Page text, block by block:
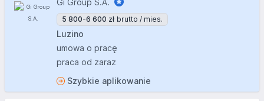
Gi Group S.A.
5 800-6 600 zł brutto / mies.
Luzino
umowa o pracę
praca od zaraz
Szybkie aplikowanie